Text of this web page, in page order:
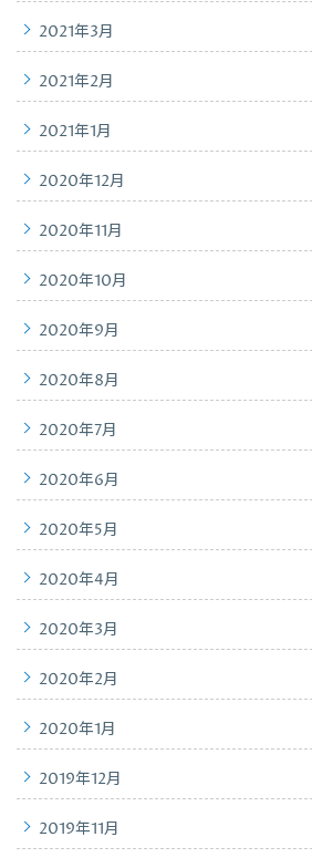
2021年3月
2021年2月
2021年1月
2020年12月
2020年11月
2020年10月
2020年9月
2020年8月
2020年7月
2020年6月
2020年5月
2020年4月
2020年3月
2020年2月
2020年1月
2019年12月
2019年11月